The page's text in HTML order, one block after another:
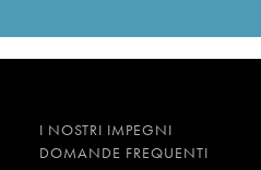
I NOSTRI IMPEGNI
DOMANDE FREQUENTI